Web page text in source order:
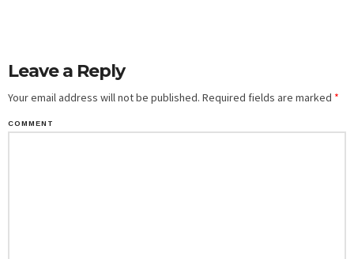
Leave a Reply
Your email address will not be published. Required fields are marked *
COMMENT